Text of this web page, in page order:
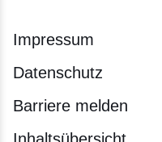
Impressum
Datenschutz
Barriere melden